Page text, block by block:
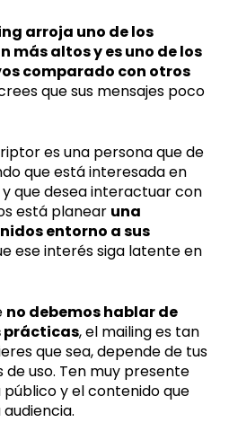
arroja uno de los
más altos y es uno de los
comparado con otros
que sus mensajes poco
es una persona que de
que está interesada en
que desea interactuar con
está planear una
entorno a sus
ese interés siga latente en
no debemos hablar de
prácticas, el mailing es tan
que sea, depende de tus
uso. Ten muy presente
y el contenido que